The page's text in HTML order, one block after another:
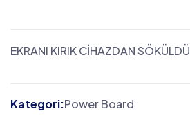
EKRANI KIRIK CİHAZDAN SÖKÜLDÜ
Kategori:Power Board